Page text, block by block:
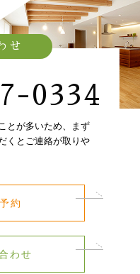
せ
0334​
とが多いため、​
まず
くとご連絡が取りや
約​
わせ​